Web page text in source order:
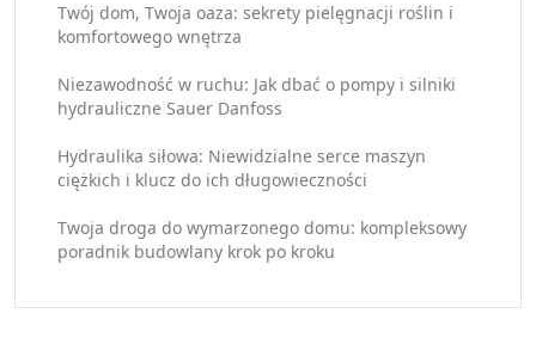
Twój dom, Twoja oaza: sekrety pielęgnacji roślin i
komfortowego wnętrza
Niezawodność w ruchu: Jak dbać o pompy i silniki
hydrauliczne Sauer Danfoss
Hydraulika siłowa: Niewidzialne serce maszyn
ciężkich i klucz do ich długowieczności
Twoja droga do wymarzonego domu: kompleksowy
poradnik budowlany krok po kroku